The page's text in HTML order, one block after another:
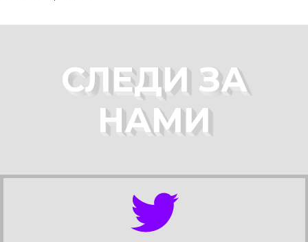
СЛЕДИ ЗА
НАМИ